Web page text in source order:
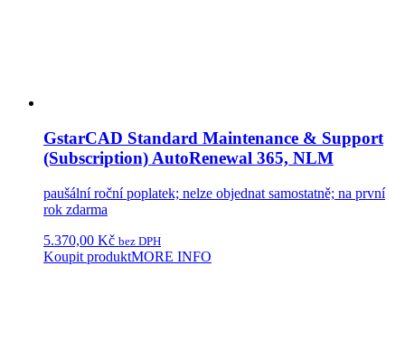
GstarCAD Standard Maintenance & Support
(Subscription) AutoRenewal 365, NLM
paušální roční poplatek; nelze objednat samostatně; na první
rok zdarma
5.370,00 Kč bez DPH
Koupit produktMORE INFO